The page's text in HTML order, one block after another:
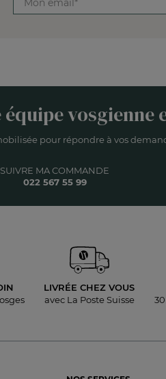
vosgienne
pour répondre à vos
SUIVRE MA COMMANDE
022 567 55 99
LIVRÉE CHEZ VOUS
avec La Poste Suisse